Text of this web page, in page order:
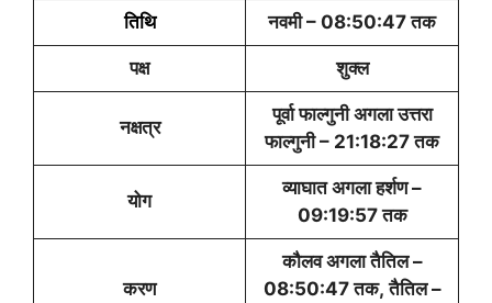
तिथि नवमी – 08:50:47 तक
पक्ष शुक्ल
नक्षत्र
पूर्वा फाल्गुनी अगला उत्तरा
फाल्गुनी – 21:18:27 तक
योग
व्याघात अगला हर्शण –
09:19:57 तक
करण
कौलव अगला तैतिल –
08:50:47 तक, तैतिल –